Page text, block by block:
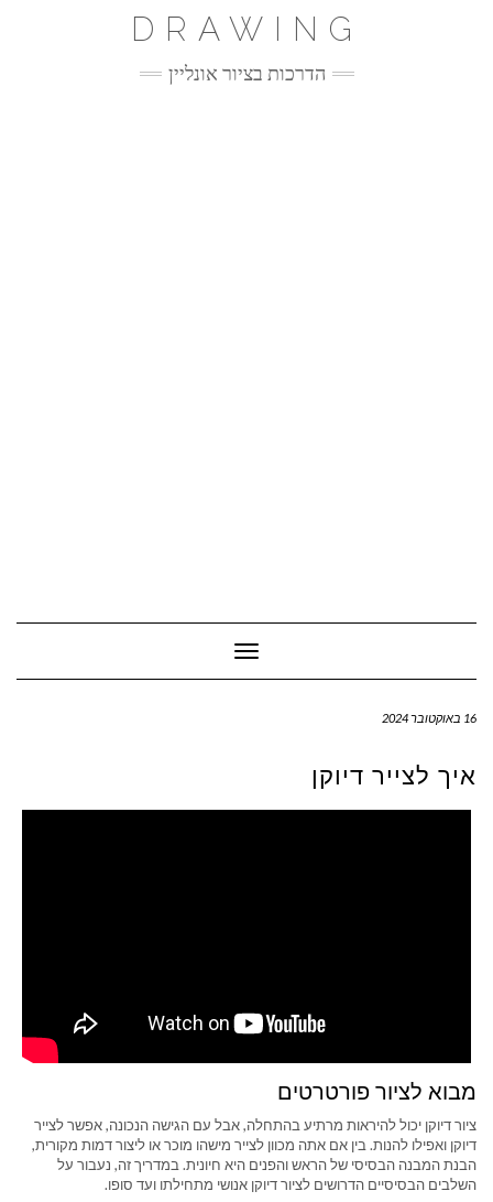
DRAWING
הדרכות בציור אונליין
Toggle Navigation
16 באוקטובר 2024
איך לצייר דיוקן
מבוא לציור פורטרטים
ציור דיוקן יכול להיראות מרתיע בהתחלה, אבל עם הגישה הנכונה, אפשר לצייר
דיוקן ואפילו להנות. בין אם אתה מכוון לצייר מישהו מוכר או ליצור דמות מקורית,
הבנת המבנה הבסיסי של הראש והפנים היא חיונית. במדריך זה, נעבור על
השלבים הבסיסיים הדרושים לציור דיוקן אנושי מתחילתו ועד סופו.